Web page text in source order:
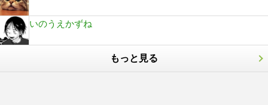
いのうえかずね
もっと見る